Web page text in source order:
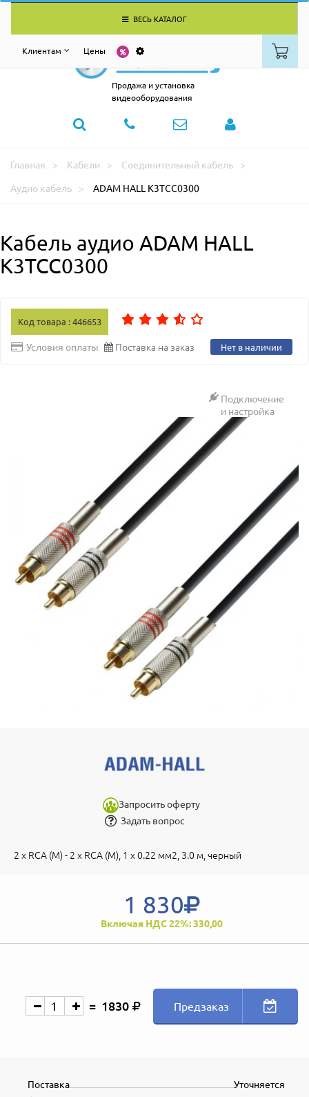
ВЕСЬ КАТАЛОГ
Клиентам Цены
Продажа и установка
видеооборудования
Главная Кабели
Соединительный кабель
Аудио кабель
ADAM HALL K3TCC0300
Кабель аудио ADAM HALL
K3TCC0300
Код товара : 446653
Условия оплаты Поставка на заказ Нет в наличии
Подключение
и настройка
Запросить оферту
Задать вопрос
2 x RCA (M) - 2 x RCA (M), 1 x 0.22 мм2, 3.0 м, черный
1 830
Включая НДС 22%: 330,00
1830 Предзаказ
Уточняется
Поставка